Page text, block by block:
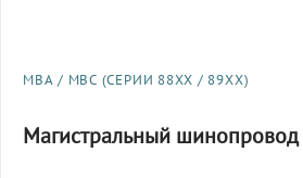
МВА / МВС (СЕРИИ 88XX / 89XX)
Магистральный шинопровод